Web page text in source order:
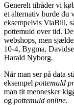
Generelt tilråder vi
et alternativ burde du
eksempelvis ViaBill,
pottemuld over tid.
webshops, men
10-4, Bygma,
Harald Nyborg.
Når man ser på data
eksempel pottemuld
man tit mennesker
og pottemuld online.